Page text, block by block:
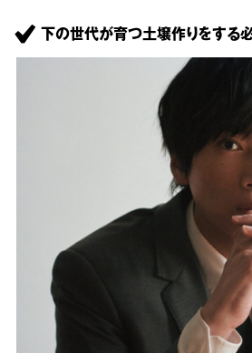
下の世代が育つ土壌作りをする